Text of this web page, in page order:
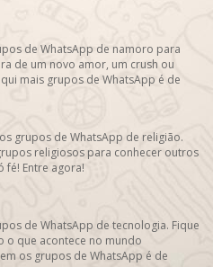
de WhatsApp de namoro para
de um novo amor, um crush ou
mais grupos de WhatsApp é de
grupos de WhatsApp de religião.
religiosos para conhecer outros
fé! Entre agora!
de WhatsApp de tecnologia. Fique
o que acontece no mundo
os grupos de WhatsApp é de